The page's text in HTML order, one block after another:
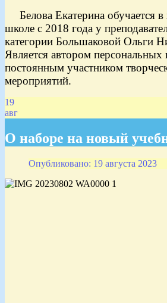
Белова Екатерина обучается в
школе с 2018 года у
категории Большаковой Ольги
Является автором персональных
постоянным участником
мероприятий.
19
авг
О наборе на новый
Опубликовано: 19 августа 2023